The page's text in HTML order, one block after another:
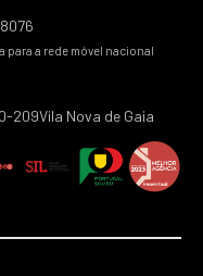
para a rede móvel nacional
209Vila Nova de Gaia